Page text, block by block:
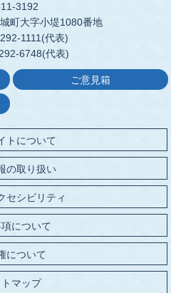
3192
町大字小堤1080番地
1111(代表)
6748(代表)
ご意見箱
トについて
の取り扱い
セシビリティ
について
について
マップ